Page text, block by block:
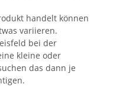
handelt können
variieren.
bei der
kleine oder
das dann je